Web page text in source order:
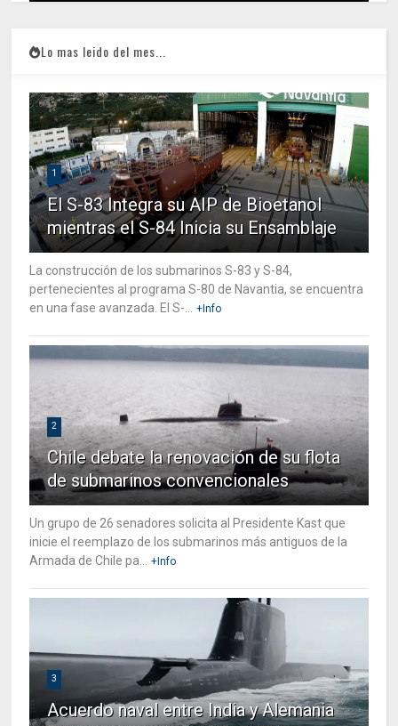
Lo mas leido del mes...
1
El S-83 Integra su AIP de Bioetanol
mientras el S-84 Inicia su Ensamblaje
La construcción de los submarinos S-83 y S-84,
pertenecientes al programa S-80 de Navantia, se encuentra
en una fase avanzada. El S-...
+Info
2
Chile debate la renovación de su flota
de submarinos convencionales
Un grupo de 26 senadores solicita al Presidente Kast que
inicie el reemplazo de los submarinos más antiguos de la
Armada de Chile pa...
+Info
3
Acuerdo naval entre India y Alemania